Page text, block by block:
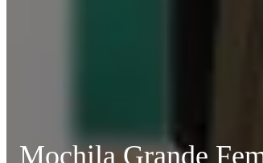
Mochila Grande